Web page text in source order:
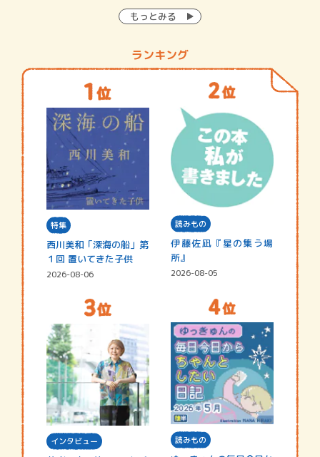
もっとみる
ランキング
特集
西川美和「深海の船」第
１回 置いてきた子供
2026-08-06
読みもの
伊藤佐凪『星の集う場
所』
2026-08-05
インタビュー 読みもの